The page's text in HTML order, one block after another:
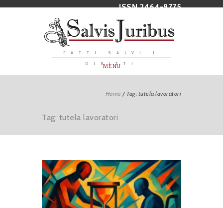
ISSN 2464-9775
FATTI SALVI I
DIRITTI
MENU
Home / Tag: tutela lavoratori
Tag: tutela lavoratori